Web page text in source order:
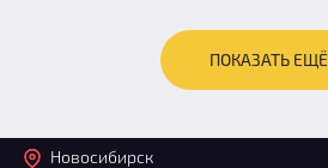
ПОКАЗАТЬ ЕЩЁ
Новосибирск